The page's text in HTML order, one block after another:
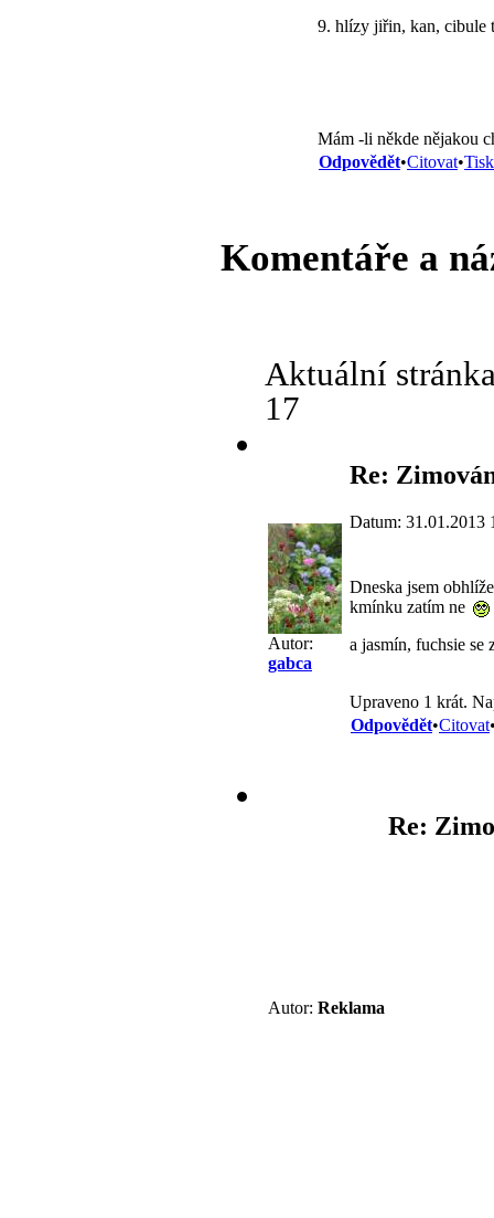
9. hlízy jiřin, kan, cibule
Mám -li někde nějakou
Odpovědět•Citovat•Tisk
Komentáře a
Aktuální
17
Autor:
gabca
Re:
Datum: 31.01.2013
Dneska jsem
kmínku zatím ne
a jasmín, fuchsie se
Upraveno 1 krát.
Odpovědět•Citovat
Autor: Reklama
Re: